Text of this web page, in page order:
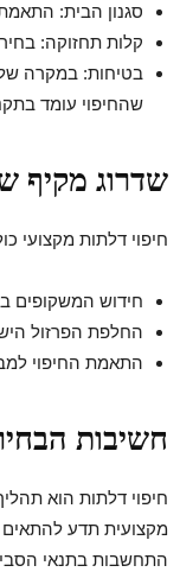
סגנון הבית:
קלות תחזוקה:
בטיחות: במקרה
שהחיפוי עומד
שדרוג מקיף
חיפוי דלתות מקצועי
חידוש המשקופים
החלפת הפרזול
התאמת החיפוי
חשיבות
חיפוי דלתות הוא
מקצועית תדע להתאים
התחשבות בתנאי